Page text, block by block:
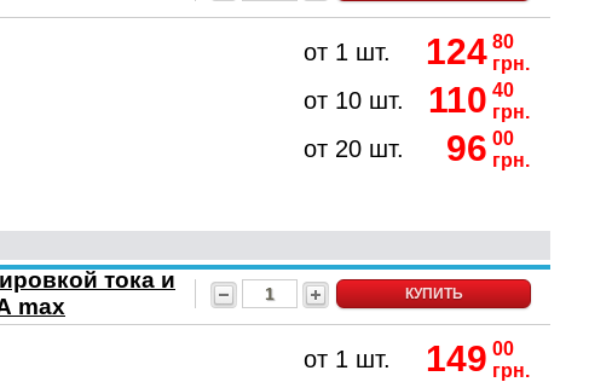
от 1 шт. 124 80
грн.
от 10 шт. 110 40
грн.
от 20 шт. 96 00
грн.
тока и
max
КУПИТЬ
от 1 шт. 149 00
грн.